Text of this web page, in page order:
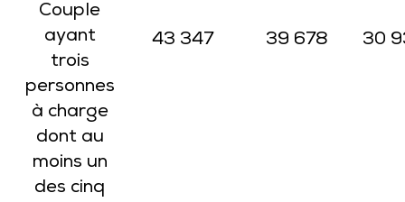
Couple
ayant
trois
personnes
à charge
dont au
moins un
des cinq
43 347 39 678 30